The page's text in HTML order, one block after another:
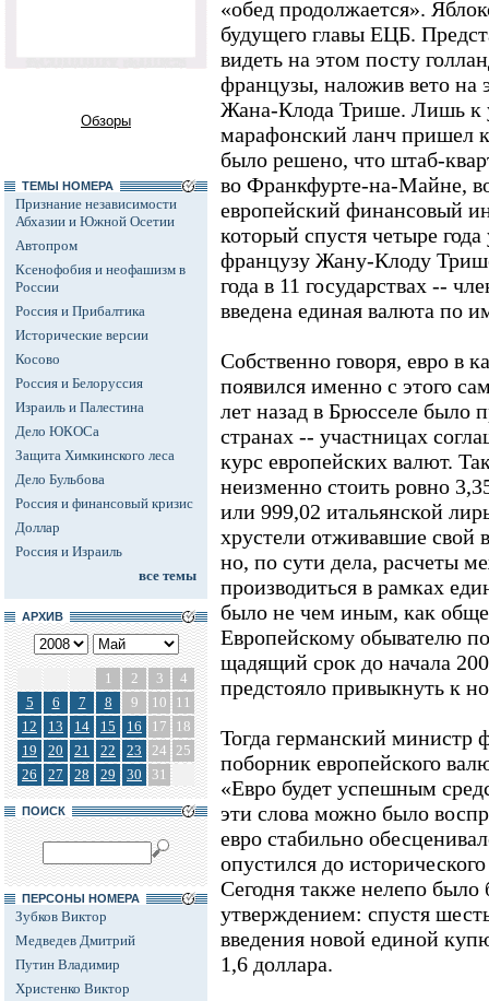
Обзоры
ТЕМЫ НОМЕРА
Признание независимости
Абхазии и Южной Осетии
Автопром
Ксенофобия и неофашизм в
России
Россия и Прибалтика
Исторические версии
Косово
Россия и Белоруссия
Израиль и Палестина
Дело ЮКОСа
Защита Химкинского леса
Дело Бульбова
Россия и финансовый кризис
Доллар
Россия и Израиль
все темы
АРХИВ
1 2 3
4
5
6 7 8 9 10
11
12
13 14 15 16 17
18
19
20 21 22 23 24 25
26
27 28 29 30 31
ПОИСК
ПЕРСОНЫ НОМЕРА
Зубков Виктор
Медведев Дмитрий
Путин Владимир
Христенко Виктор
«обед продолжается».
будущего главы ЕЦБ.
видеть на этом посту
французы, наложив вето на
Жана-Клода Трише. Лишь к
марафонский ланч пришел
было решено, что штаб-
во Франкфурте-на-Майне,
европейский финансовый
который спустя четыре
французу Жану-Клоду
года в 11 государствах --
введена единая валюта по
Собственно говоря, евро в
появился именно с этого
лет назад в Брюсселе было
странах -- участницах
курс европейских валют.
неизменно стоить ровно
или 999,02 итальянской
хрустели отживавшие
но, по сути дела, расчеты
производиться в рамках
было не чем иным, как
Европейскому обывателю
щадящий срок до начала
предстояло привыкнуть к
Тогда германский министр
поборник европейского
«Евро будет успешным
эти слова можно было
евро стабильно
опустился до
Сегодня также нелепо было
утверждением: спустя
введения новой единой
1,6 доллара.